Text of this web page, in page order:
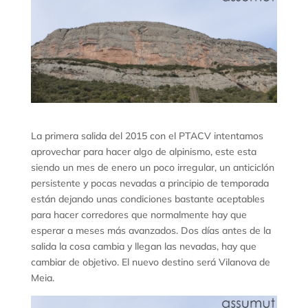
La primera salida del 2015 con el PTACV intentamos
aprovechar para hacer algo de alpinismo, este esta
siendo un mes de enero un poco irregular, un anticiclón
persistente y pocas nevadas a principio de temporada
están dejando unas condiciones bastante aceptables
para hacer corredores que normalmente hay que
esperar a meses más avanzados. Dos días antes de la
salida la cosa cambia y llegan las nevadas, hay que
cambiar de objetivo. El nuevo destino será Vilanova de
Meia.